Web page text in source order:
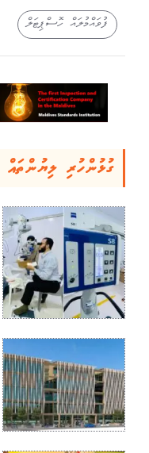
ފުވައްމުލައް ހޮސްޕިޓަލް
ގުޅުންހުރި ލިޔުންތައް